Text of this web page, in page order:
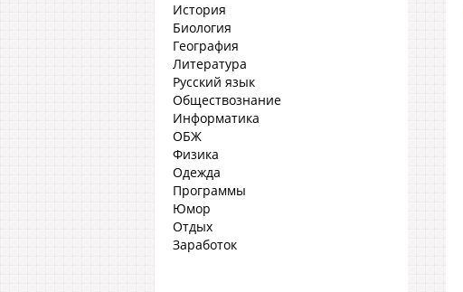
История
Биология
География
Литература
Русский язык
Обществознание
Информатика
ОБЖ
Физика
Одежда
Программы
Юмор
Отдых
Заработок